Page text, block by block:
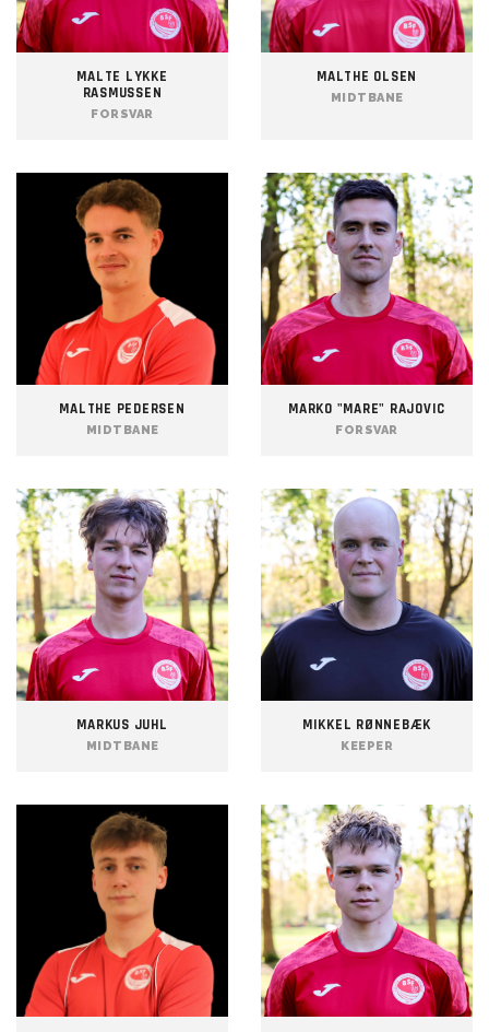
MALTE LYKKE
RASMUSSEN
FORSVAR
MALTHE OLSEN
MIDTBANE
MALTHE PEDERSEN
MIDTBANE
MARKO "MARE" RAJOVIC
FORSVAR
MARKUS JUHL
MIDTBANE
MIKKEL RØNNEBÆK
KEEPER